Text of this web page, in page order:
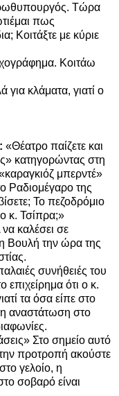
Τώρα
πως
Κοιτάξτε με κύριε
Κοιτάω
για κλάματα, γιατί ο
«Θέατρο παίζετε και
κατηγορώντας στη
μπερντέ»
Ραδιομέγαρο της
Το πεζοδρόμιο
κ. Τσίπρα;»
καλέσει σε
Βουλή την ώρα της
συνήθειές του
επιχείρημα ότι ο κ.
τα όσα είπε στο
αναστάτωση στο
Στο σημείο αυτό
προτροπή ακούστε
γελοίο, η
σοβαρό είναι